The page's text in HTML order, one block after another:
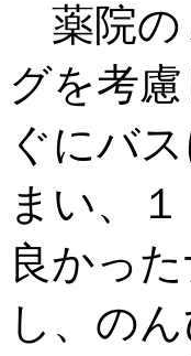
薬院の
グを考
ぐにバ
まい、
良かっ
し、の